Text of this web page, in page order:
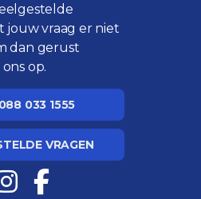
jouw vraag er niet
dan gerust
op.
033 1555
VRAGEN